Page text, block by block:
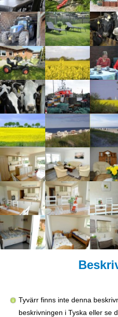
Tyvärr finns inte denna
beskrivningen i Tyska eller se